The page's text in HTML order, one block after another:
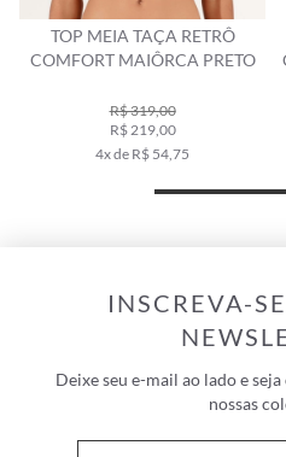
TOP MEIA TAÇA RETRÔ
COMFORT MAIÔRCA PRETO
R$ 319,00
R$ 219,00
4x de R$ 54,75
INSCREVA-
Deixe seu e-mail ao lado e
nossas